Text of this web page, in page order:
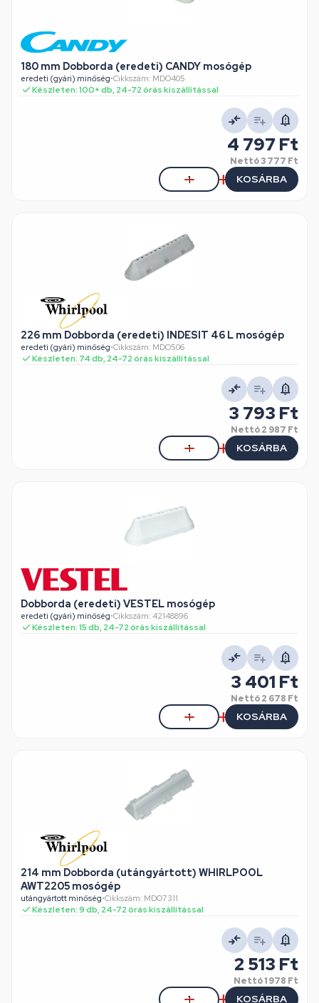
180 mm Dobborda (eredeti) CANDY mosógép
eredeti (gyári) minőség•Cikkszám: MDO405
Készleten: 100+ db, 24-72 órás kiszállítással
4 797 Ft
Nettó3 777 Ft
KOSÁRBA
226 mm Dobborda (eredeti) INDESIT 46 L mosógép
eredeti (gyári) minőség•Cikkszám: MDO506
Készleten: 74 db, 24-72 órás kiszállítással
3 793 Ft
Nettó2 987 Ft
KOSÁRBA
Dobborda (eredeti) VESTEL mosógép
eredeti (gyári) minőség•Cikkszám: 42148896
Készleten: 15 db, 24-72 órás kiszállítással
3 401 Ft
Nettó2 678 Ft
KOSÁRBA
214 mm Dobborda (utángyártott) WHIRLPOOL
AWT2205 mosógép
utángyártott minőség•Cikkszám: MDO7311
Készleten: 9 db, 24-72 órás kiszállítással
2 513 Ft
Nettó1 978 Ft
KOSÁRBA